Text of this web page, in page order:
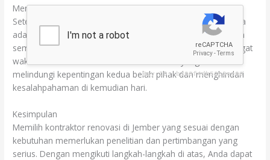
Menyusun Kontrak yang Jelas
Setelah memilih kontraktor yang sesuai, langkah selanjutnya
adalah menyusun kontrak yang jelas dan terperinci. Pastikan
semua rincian proyek, biaya, jadwal pembayaran, dan tenggat
waktu dicantumkan dalam kontrak. Kontrak yang baik akan
melindungi kepentingan kedua belah pihak dan menghindari
kesalahpahaman di kemudian hari.
Kesimpulan
Memilih kontraktor renovasi di Jember yang sesuai dengan
kebutuhan memerlukan penelitian dan pertimbangan yang
serius. Dengan mengikuti langkah-langkah di atas, Anda dapat